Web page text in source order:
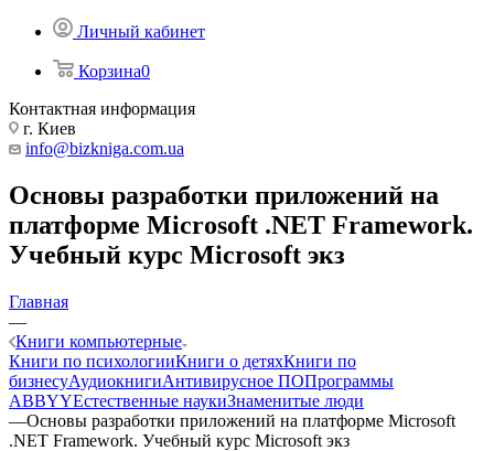
Личный кабинет
Корзина0
Контактная информация
г. Киев
info@bizkniga.com.ua
Основы разработки приложений на
платформе Microsoft .NET Framework.
Учебный курс Microsoft экз
Главная
—
Книги компьютерные
Книги по психологииКниги о детяхКниги по
бизнесуАудиокнигиАнтивирусное ПОПрограммы
ABBYYЕстественные наукиЗнаменитые люди
—Основы разработки приложений на платформе Microsoft
.NET Framework. Учебный курс Microsoft экз